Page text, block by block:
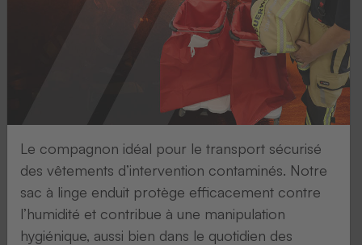
Le compagnon idéal pour le transport sécurisé
des vêtements d’intervention contaminés. Notre
sac à linge enduit protège efficacement contre
l’humidité et contribue à une manipulation
hygiénique, aussi bien dans le quotidien des